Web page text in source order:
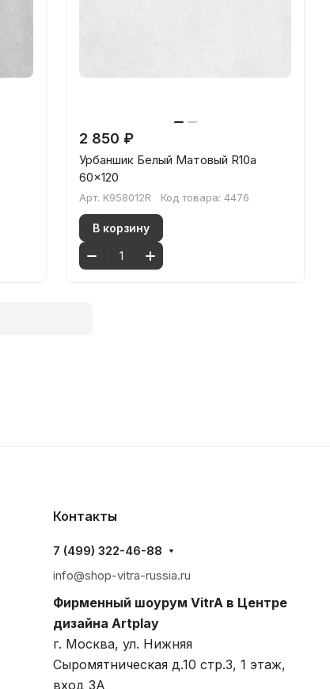
2 850 ₽
Урбаншик Белый Матовый R10a
60x120
Арт. K958012R Код товара: 4476
В корзину
Контакты
7 (499) 322-46-88
info@shop-vitra-russia.ru
Фирменный шоурум VitrA в Центре
дизайна Artplay
г. Москва, ул. Нижняя
Сыромятническая д.10 стр.3, 1 этаж,
вход 3A